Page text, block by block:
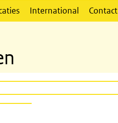
International Contact